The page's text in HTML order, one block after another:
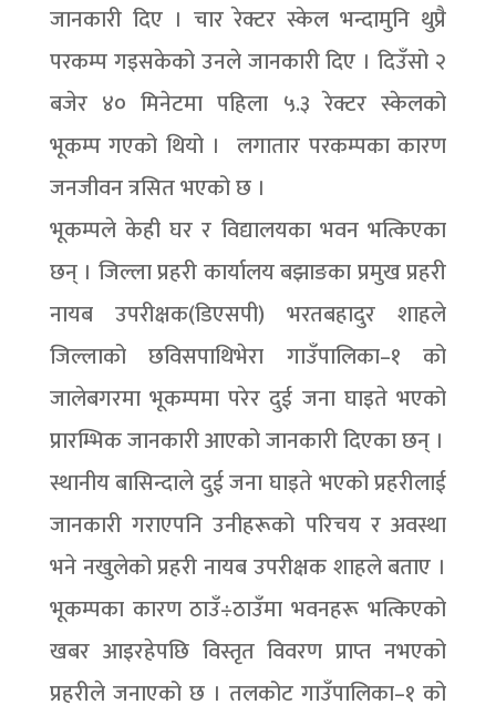
जानकारी दिए । चार रेक्टर स्केल भन्दामुनि थुप्रै
परकम्प गइसकेको उनले जानकारी दिए । दिउँसो २
बजेर ४० मिनेटमा पहिला ५.३ रेक्टर स्केलको
भूकम्प गएको थियो । लगातार परकम्पका कारण
जनजीवन त्रसित भएको छ ।
भूकम्पले केही घर र विद्यालयका भवन भत्किएका
छन् । जिल्ला प्रहरी कार्यालय बझाङका प्रमुख प्रहरी
नायब उपरीक्षक(डिएसपी) भरतबहादुर शाहले
जिल्लाको छविसपाथिभेरा गाउँपालिका–१ को
जालेबगरमा भूकम्पमा परेर दुई जना घाइते भएको
प्रारम्भिक जानकारी आएको जानकारी दिएका छन् ।
स्थानीय बासिन्दाले दुई जना घाइते भएको प्रहरीलाई
जानकारी गराएपनि उनीहरूको परिचय र अवस्था
भने नखुलेको प्रहरी नायब उपरीक्षक शाहले बताए ।
भूकम्पका कारण ठाउँ÷ठाउँमा भवनहरू भत्किएको
खबर आइरहेपछि विस्तृत विवरण प्राप्त नभएको
प्रहरीले जनाएको छ । तलकोट गाउँपालिका–१ को